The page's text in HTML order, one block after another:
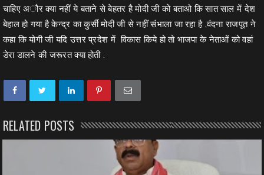
चाहिए अौर क्या नहीं ये बताने से बेहतर है मोदी जी को बताओ कि सात साल में देश
बेहाल हो गया है केन्द्र का कुर्सी मोदी जी से नहीं संभाला जा रहा है .वंदना राजपूत ने
कहा कि योगी जी यदि उत्तर प्रदेश में विकास किये हो तो भाजपा के नेताओं को वहां
डेरा डालने की जरूरत क्या होती .
RELATED POSTS